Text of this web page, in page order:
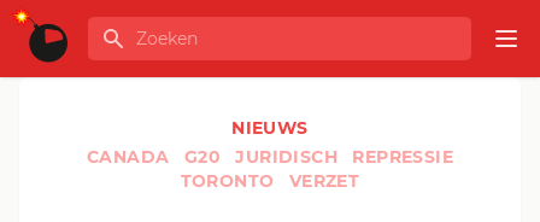
Ga naar de inhoud
GLOBALINFO
Zoeken
NIEUWS
CANADA
G20 JURIDISCH
REPRESSIE
TORONTO
VERZET